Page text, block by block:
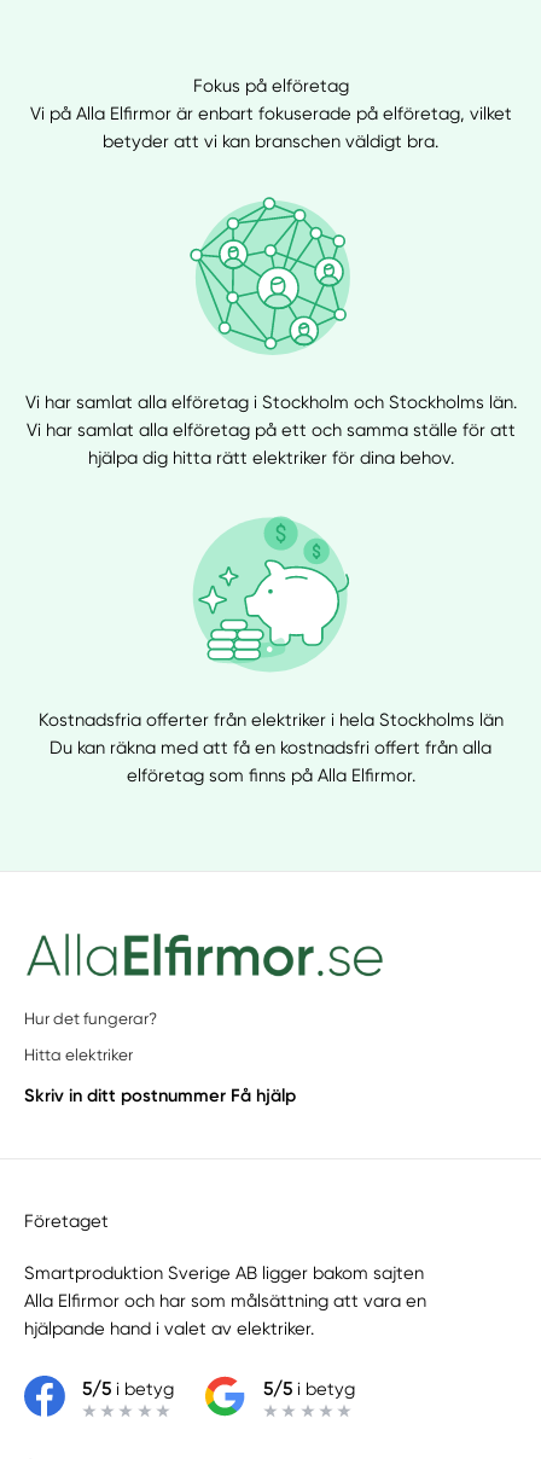
Fokus på elföretag
Vi på Alla Elfirmor är enbart fokuserade på elföretag, vilket
betyder att vi kan branschen väldigt bra.
Vi har samlat alla elföretag i Stockholm och Stockholms län.
Vi har samlat alla elföretag på ett och samma ställe för att
hjälpa dig hitta rätt elektriker för dina behov.
Kostnadsfria offerter från elektriker i hela Stockholms län
Du kan räkna med att få en kostnadsfri offert från alla
elföretag som finns på Alla Elfirmor.
Hur det fungerar?
Hitta elektriker
Skriv in ditt postnummer Få hjälp
Företaget
Smartproduktion Sverige AB ligger bakom sajten
Alla Elfirmor och har som målsättning att vara en
hjälpande hand i valet av elektriker.
5/5i betyg 5/5i betyg